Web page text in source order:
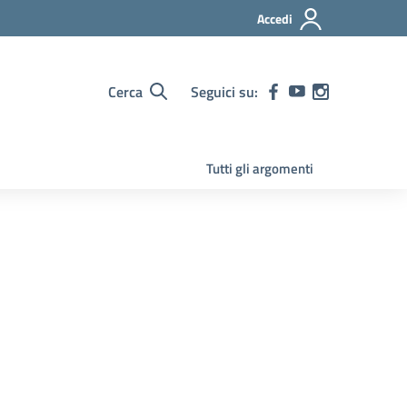
Accedi
Cerca Seguici su:
Tutti gli argomenti